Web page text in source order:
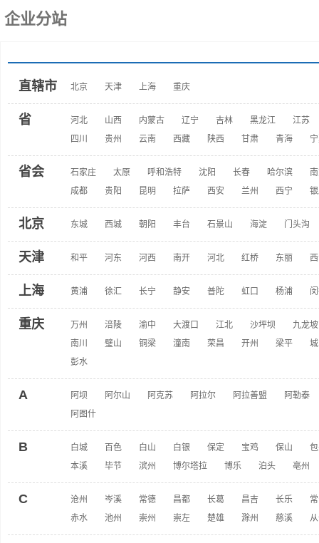
企业分站
直辖市 北京 天津 上海 重庆
省 河北 山西 内蒙古 辽宁 吉林 黑龙江
江苏
四川
贵州 云南 西藏 陕西 甘肃 青海
省会 石家庄 太原 呼和浩特 沈阳 长春 哈尔滨
成都
贵阳 昆明 拉萨 西安 兰州 西宁
北京 东城 西城 朝阳 丰台 石景山 海淀 门头沟
天津 和平 河东 河西 南开 河北 红桥 东丽
上海 黄浦 徐汇 长宁 静安 普陀 虹口 杨浦
重庆 万州 涪陵 渝中 大渡口 江北 沙坪坝
九龙坡
南川
璧山 铜梁 潼南 荣昌 开州 梁平
彭水
A 阿坝 阿尔山 阿克苏 阿拉尔 阿拉善盟
阿勒泰
阿图什
B 白城 百色 白山 白银 保定 宝鸡 保山
本溪
毕节 滨州 博尔塔拉 博乐 泊头 亳州
C 沧州 岑溪 常德 昌都 长葛 昌吉 长乐
赤水
池州 崇州 崇左 楚雄 滁州 慈溪